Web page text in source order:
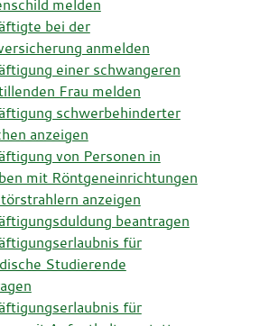
melden
bei der
anmelden
einer schwangeren
Frau melden
schwerbehinderter
anzeigen
von Personen in
mit Röntgeneinrichtungen
anzeigen
beantragen
für
Studierende
für